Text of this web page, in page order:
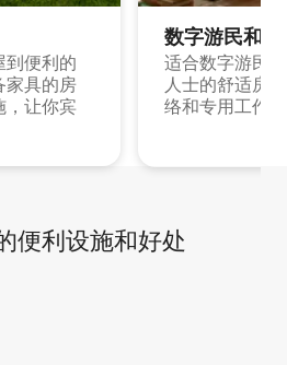
到便利的
家具的房
，让你宾
数字游民和
适合数字游民
人士的舒适房
络和专用工作
便利设施和好处